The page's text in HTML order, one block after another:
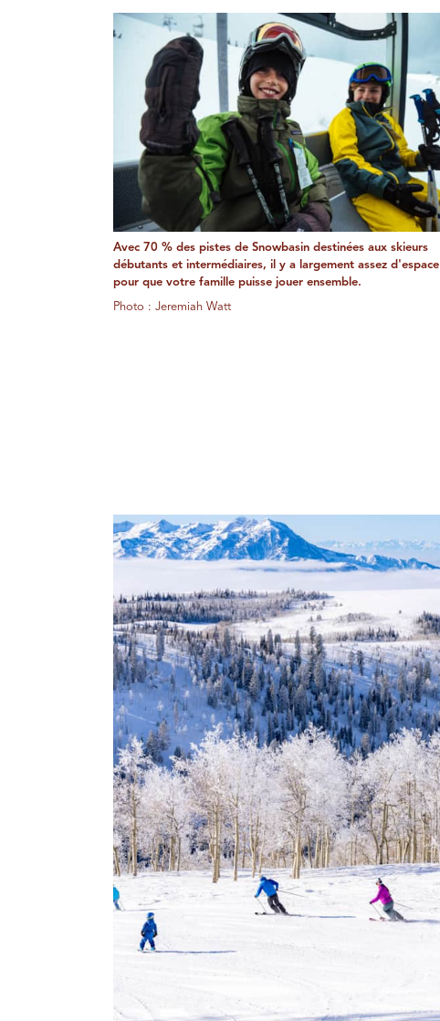
Avec 70 % des pistes de Snowbasin destinées aux skieurs
débutants et intermédiaires, il y a largement assez d'espace
pour que votre famille puisse jouer ensemble.
Photo : Jeremiah Watt